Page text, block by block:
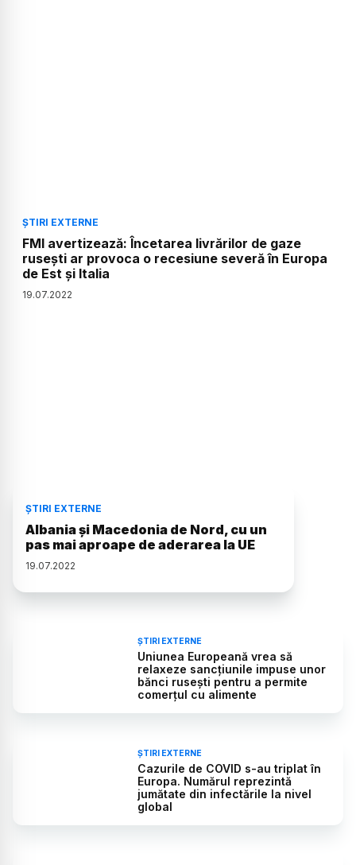
ȘTIRI EXTERNE
FMI avertizează: Încetarea livrărilor de gaze
ruseşti ar provoca o recesiune severă în Europa
de Est şi Italia
19.07.2022
ȘTIRI EXTERNE
Albania şi Macedonia de Nord, cu un
pas mai aproape de aderarea la UE
19.07.2022
ȘTIRI EXTERNE
Uniunea Europeană vrea să
relaxeze sancţiunile impuse unor
bănci ruseşti pentru a permite
comerţul cu alimente
ȘTIRI EXTERNE
Cazurile de COVID s-au triplat în
Europa. Numărul reprezintă
jumătate din infectările la nivel
global